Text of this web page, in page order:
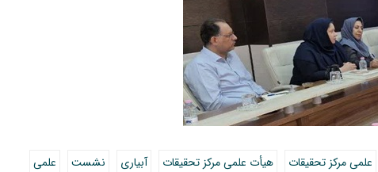
علمی مرکز تحقیقات هیأت علمی مرکز تحقیقات آبیاری نشست علمی